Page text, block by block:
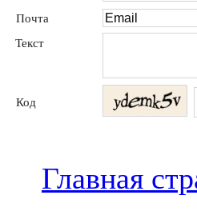
Почта
Текст
Код
Главная